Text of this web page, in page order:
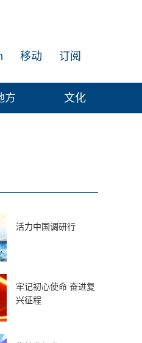
订阅
移动
方 文化
活力中国调研行
牢记初心使命 奋进复
兴征程